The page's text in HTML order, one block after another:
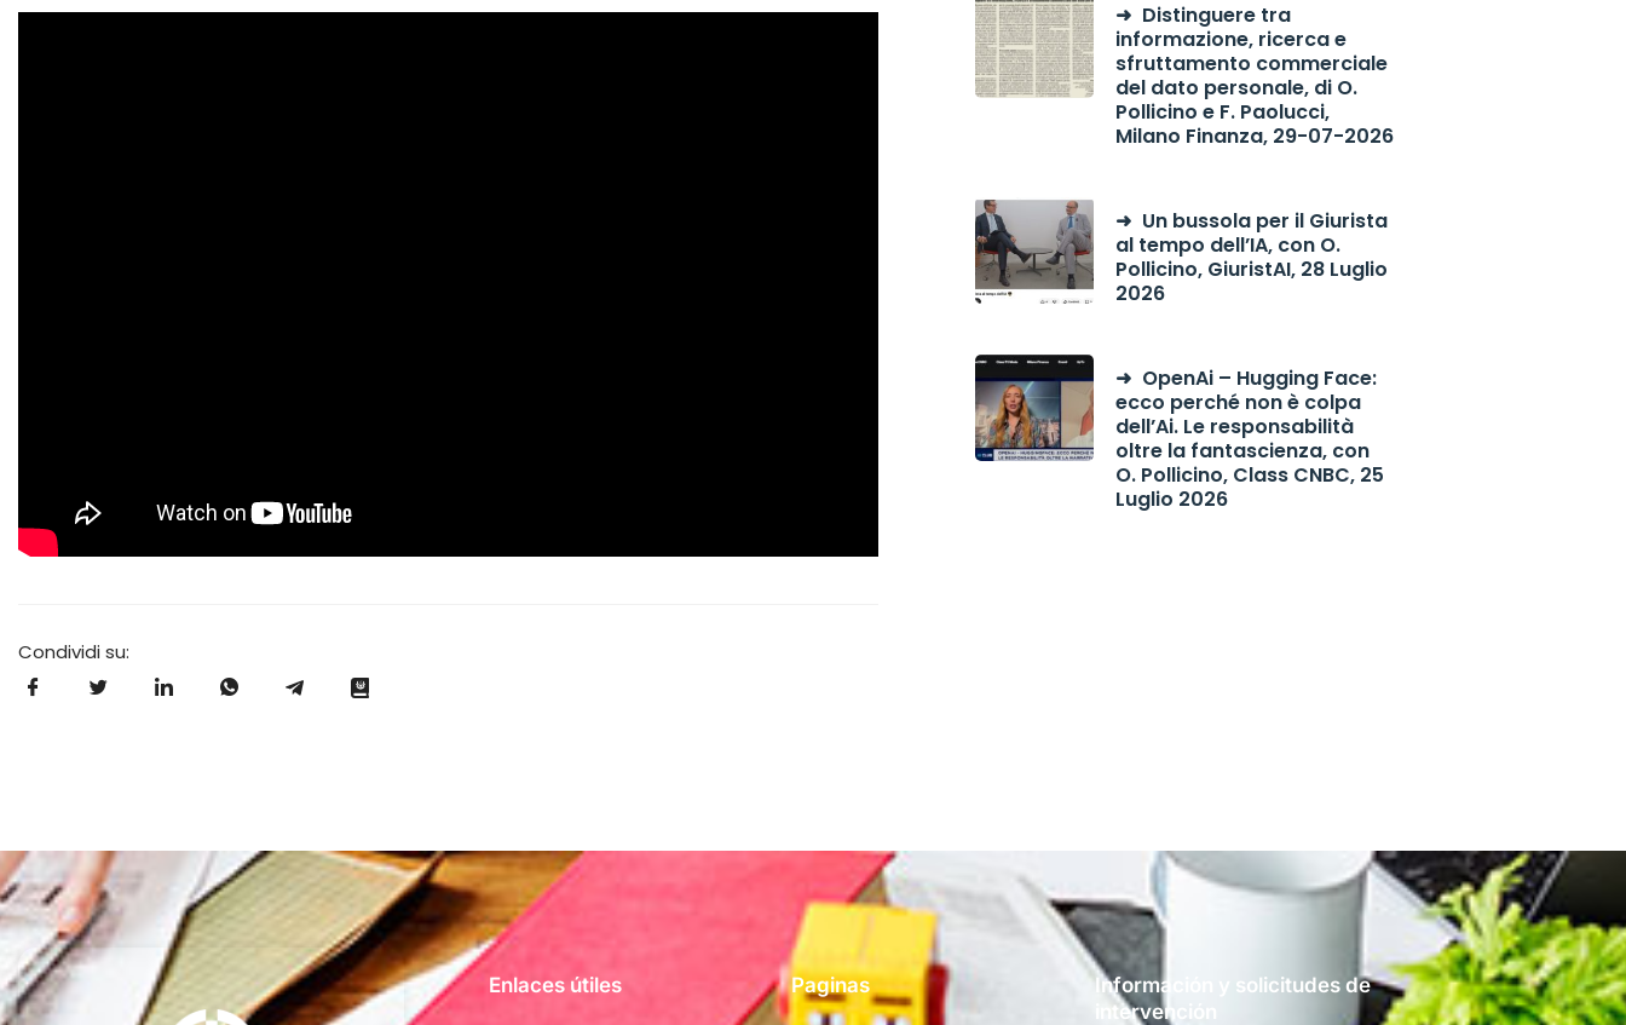
Condividi su:
Distinguere tra
informazione, ricerca e
sfruttamento commerciale
del dato personale, di O.
Pollicino e F. Paolucci,
Milano Finanza, 29-07-2026
Un bussola per il Giurista
al tempo dell’IA, con O.
Pollicino, GiuristAI, 28 Luglio
2026
OpenAi – Hugging Face:
ecco perché non è colpa
dell’Ai. Le responsabilità
oltre la fantascienza, con
O. Pollicino, Class CNBC, 25
Luglio 2026
Enlaces útiles Paginas
Información y solicitudes de
intervención